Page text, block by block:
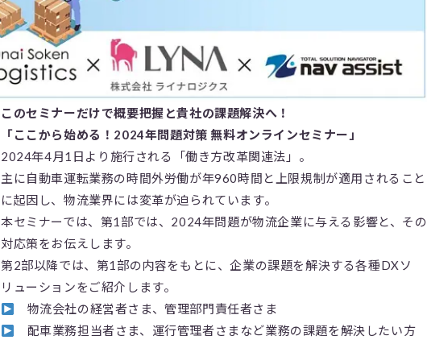
このセミナーだけで概要把握と貴社の課題解決へ！
「ここから始める！2024年問題対策 無料オンラインセミナー」
2024年4月1日より施行される「働き方改革関連法」。
主に自動車運転業務の時間外労働が年960時間と上限規制が適用されること
に起因し、物流業界には変革が迫られています。
本セミナーでは、第1部では、2024年問題が物流企業に与える影響と、その
対応策をお伝えします。
第2部以降では、第1部の内容をもとに、企業の課題を解決する各種DXソ
リューションをご紹介します。
物流会社の経営者さま、管理部門責任者さま
配車業務担当者さま、運行管理者さまなど業務の課題を解決したい方